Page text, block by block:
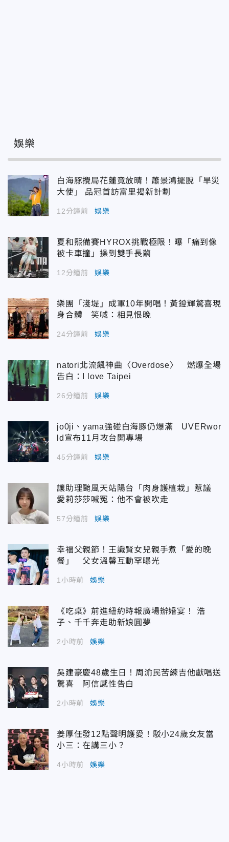
娛樂
白海豚攪局花蓮竟放晴！蕭景鴻擺脫「旱災
大使」 品冠首訪富里揭新計劃
12分鐘前 娛樂
夏和熙備賽HYROX挑戰極限！曝「痛到像
被卡車撞」操到雙手長繭
12分鐘前 娛樂
樂團「淺堤」成軍10年開唱！黃鐙輝驚喜現
身合體 笑喊：相見恨晚
24分鐘前 娛樂
natori北流飆神曲〈Overdose〉 燃爆全場
告白：I love Taipei
26分鐘前 娛樂
jo0ji、yama強碰白海豚仍爆滿 UVERwor
ld宣布11月攻台開專場
45分鐘前 娛樂
讓助理颱風天站陽台「肉身護植栽」惹議
愛莉莎莎喊冤：他不會被吹走
57分鐘前 娛樂
幸福父親節！王識賢女兒親手煮「愛的晚
餐」 父女溫馨互動罕曝光
1小時前 娛樂
《吃桌》前進紐約時報廣場辦婚宴！ 浩
子、千千奔走助新娘圓夢
2小時前 娛樂
吳建豪慶48歲生日！周渝民苦練吉他獻唱送
驚喜 阿信感性告白
2小時前 娛樂
姜厚任發12點聲明護愛！駁小24歲女友當
小三：在講三小？
4小時前 娛樂